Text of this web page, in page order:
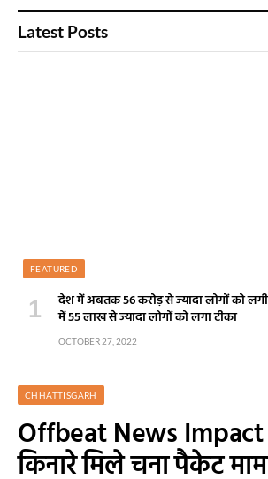
Latest Posts
FEATURED
देश में अबतक 56 करोड़ से ज्यादा लोगों को
में 55 लाख से ज्यादा लोगों को लगा टीका
OCTOBER 27, 2022
CHHATTISGARH
Offbeat News
किनारे मिले चना पैकेट